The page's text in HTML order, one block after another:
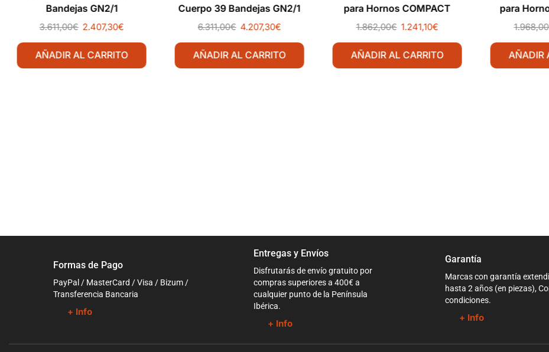
Bandejas GN2/1
3.611,00€ 2.407,30€
AÑADIR AL CARRITO
Cuerpo 39 Bandejas GN2/1
6.311,00€ 4.207,30€
AÑADIR AL CARRITO
para Hornos COMPACT
MKKC610C Línea Padova
1.862,00€ 1.241,10€
AÑADIR AL CARRITO
para
1.968,00
AÑADIR
Formas de Pago
PayPal / MasterCard / Visa / Bizum /
Transferencia Bancaria
+ Info
Entregas y Envíos
Disfrutarás de envío gratuito por
compras superiores a 400€ a
cualquier punto de la Península
Ibérica.
+ Info
Garantía
Marcas con garantía
hasta 2 años (en piezas),
condiciones.
+ Info